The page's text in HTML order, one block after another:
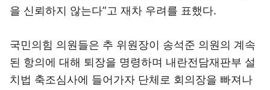
을 신뢰하지 않는다”고 재차 우려를 표했다.
국민의힘 의원들은 추 위원장이 송석준 의원의 계속
된 항의에 대해 퇴장을 명령하며 내란전담재판부 설
치법 축조심사에 들어가자 단체로 회의장을 빠져나